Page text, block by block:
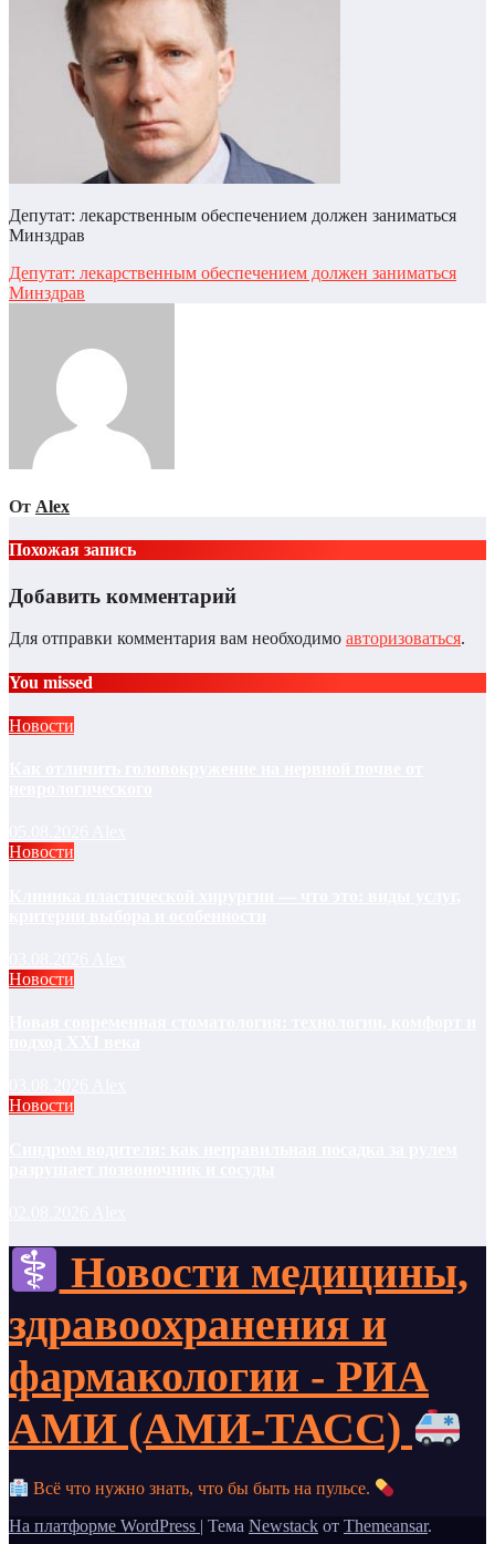
Депутат: лекарственным обеспечением должен заниматься
Минздрав
Навигация
по
Депутат: лекарственным обеспечением должен заниматься
Минздрав
От Alex
Похожая запись
Добавить комментарий
Для отправки комментария вам необходимо авторизоваться.
You missed
Новости
Новости
Новости
Новости
Новости медицины,
здравоохранения и
фармакологии - РИА
АМИ (АМИ-ТАСС)
Всё что нужно знать, что бы быть на пульсе.
На платформе WordPress | Тема Newstack от Themeansar.